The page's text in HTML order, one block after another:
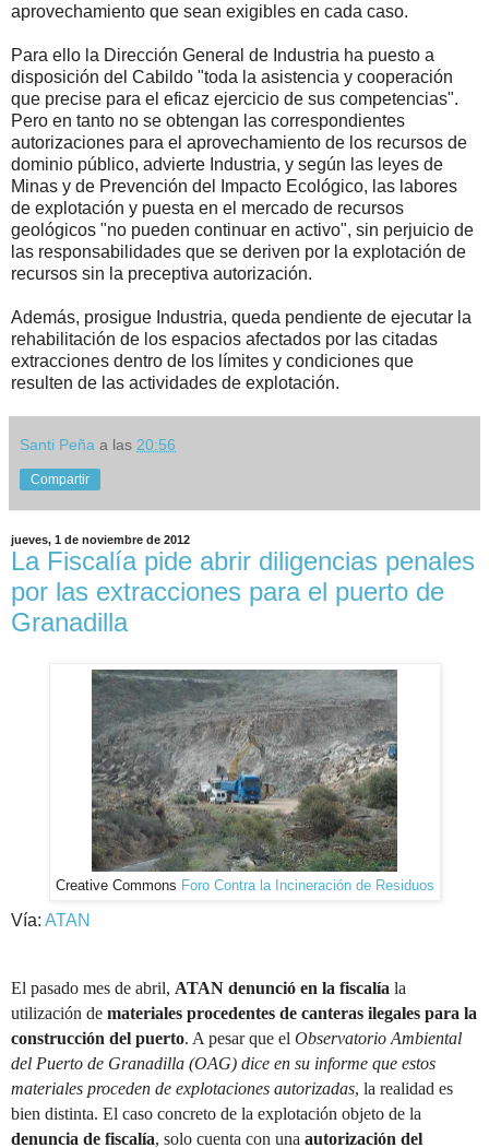
aprovechamiento que sean exigibles en cada caso.
Para ello la Dirección General de Industria ha puesto a
disposición del Cabildo "toda la asistencia y cooperación
que precise para el eficaz ejercicio de sus competencias".
Pero en tanto no se obtengan las correspondientes
autorizaciones para el aprovechamiento de los recursos de
dominio público, advierte Industria, y según las leyes de
Minas y de Prevención del Impacto Ecológico, las labores
de explotación y puesta en el mercado de recursos
geológicos "no pueden continuar en activo", sin perjuicio de
las responsabilidades que se deriven por la explotación de
recursos sin la preceptiva autorización.
Además, prosigue Industria, queda pendiente de ejecutar la
rehabilitación de los espacios afectados por las citadas
extracciones dentro de los límites y condiciones que
resulten de las actividades de explotación.
Santi Peña a las 20:56
Compartir
jueves, 1 de noviembre de 2012
La Fiscalía pide abrir diligencias penales
por las extracciones para el puerto de
Granadilla
Creative Commons Foro Contra la Incineración de Residuos
Vía: ATAN
El pasado mes de abril, ATAN denunció en la fiscalía la
utilización de materiales procedentes de canteras ilegales para la
construcción del puerto. A pesar que el Observatorio Ambiental
del Puerto de Granadilla (OAG) dice en su informe que estos
materiales proceden de explotaciones autorizadas, la realidad es
bien distinta. El caso concreto de la explotación objeto de la
denuncia de fiscalía, solo cuenta con una autorización del